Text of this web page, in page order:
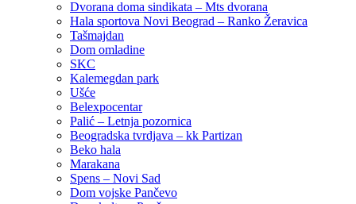
Dvorana doma sindikata – Mts dvorana
Hala sportova Novi Beograd – Ranko Žeravica
Tašmajdan
Dom omladine
SKC
Kalemegdan park
Ušće
Belexpocentar
Palić – Letnja pozornica
Beogradska tvrdjava – kk Partizan
Beko hala
Marakana
Spens – Novi Sad
Dom vojske Pančevo